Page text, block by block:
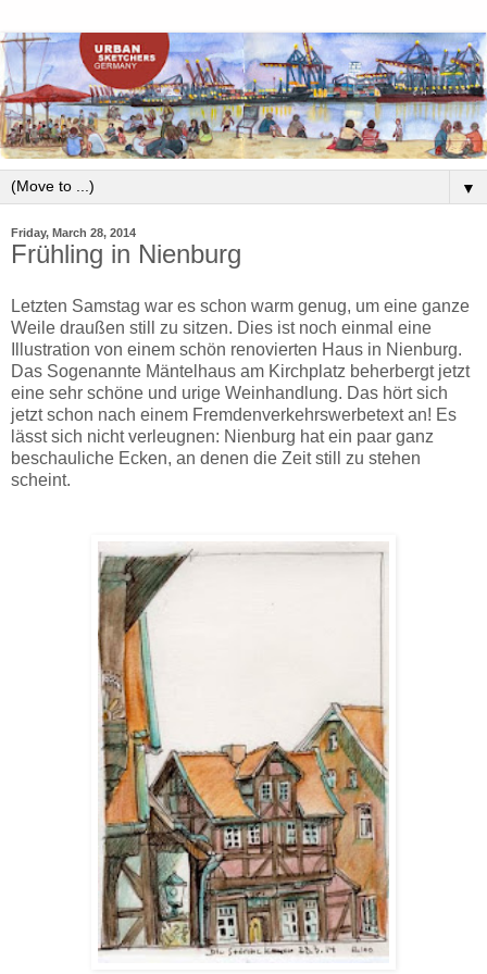
▼
Friday, March 28, 2014
Frühling in Nienburg
Letzten Samstag war es schon warm genug, um eine ganze
Weile draußen still zu sitzen. Dies ist noch einmal eine
Illustration von einem schön renovierten Haus in Nienburg.
Das Sogenannte Mäntelhaus am Kirchplatz beherbergt jetzt
eine sehr schöne und urige Weinhandlung. Das hört sich
jetzt schon nach einem Fremdenverkehrswerbetext an! Es
lässt sich nicht verleugnen: Nienburg hat ein paar ganz
beschauliche Ecken, an denen die Zeit still zu stehen
scheint.